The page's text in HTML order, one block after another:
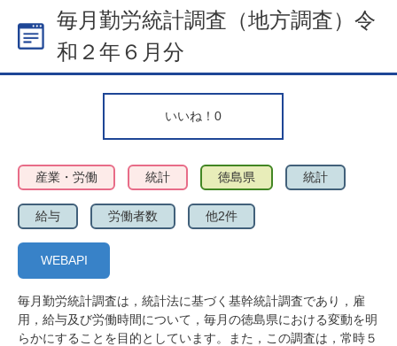
毎月勤労統計調査（地方調査）令
和２年６月分
いいね！ 0
産業・労働 統計 徳島県 統計
給与 労働者数 他2件
WEBAPI
毎月勤労統計調査は，統計法に基づく基幹統計調査であり，雇
用，給与及び労働時間について，毎月の徳島県における変動を明
らかにすることを目的としています。また，この調査は，常時５